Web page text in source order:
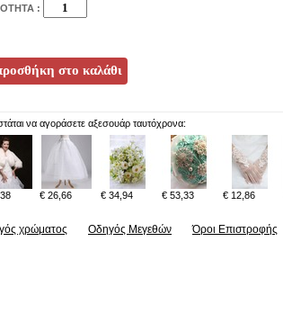
:
να αγοράσετε αξεσουάρ ταυτόχρονα:
€ 26,66 € 34,94 € 53,33 € 12,86
χρώματος Οδηγός Μεγεθών Όροι Επιστροφής